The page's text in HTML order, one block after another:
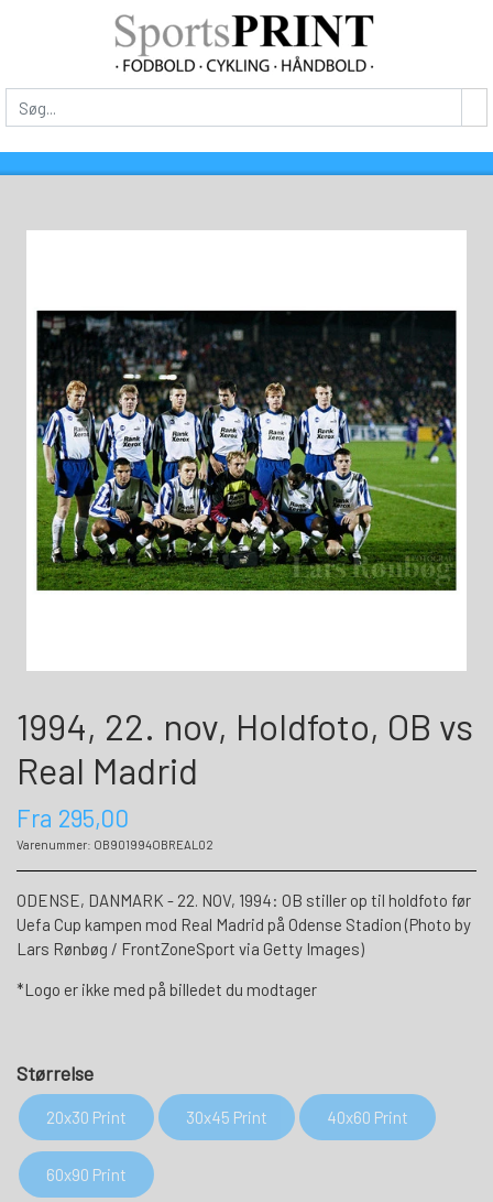
1994, 22. nov, Holdfoto, OB vs
Real Madrid
Fra 295,00
Varenummer: OB901994OBREAL02
ODENSE, DANMARK - 22. NOV, 1994: OB stiller op til holdfoto før
Uefa Cup kampen mod Real Madrid på Odense Stadion (Photo by
Lars Rønbøg / FrontZoneSport via Getty Images)
*Logo er ikke med på billedet du modtager
Størrelse
20x30 Print 30x45 Print 40x60 Print
60x90 Print